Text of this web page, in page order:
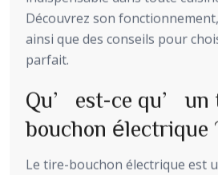
Découvrez son
ainsi que des conseils pour
parfait.
Qu’est-ce qu’un
bouchon électrique
Le tire-bouchon électrique est